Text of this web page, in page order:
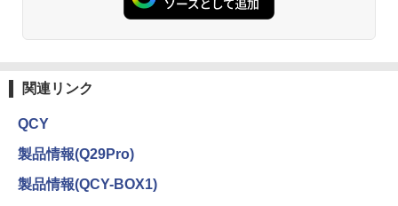
関連リンク
QCY
製品情報(Q29Pro)
製品情報(QCY-BOX1)